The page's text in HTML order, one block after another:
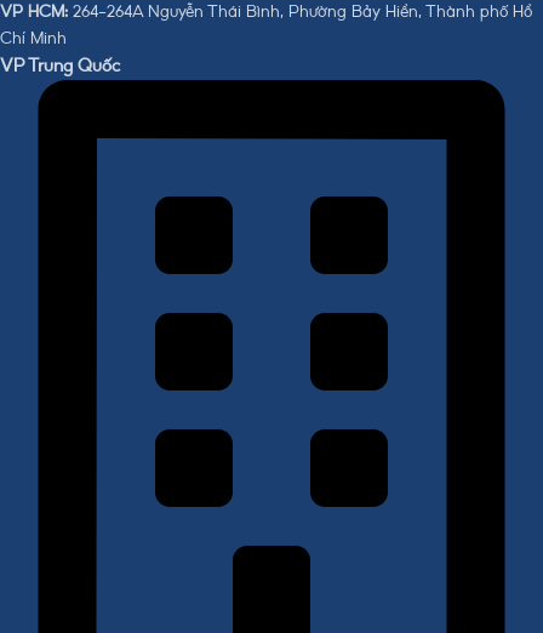
VP HCM: 264-264A Nguyễn Thái Bình, Phường Bảy Hiền, Thành phố Hồ
Chí Minh
VP Trung Quốc